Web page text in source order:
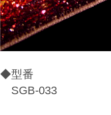
◆型番
SGB-033